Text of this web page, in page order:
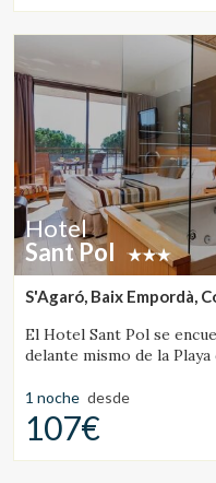
Hotel
Sant Pol
S'Agaró, Baix Empordà,
El Hotel Sant Pol se
delante mismo de la
1 noche desde
107€